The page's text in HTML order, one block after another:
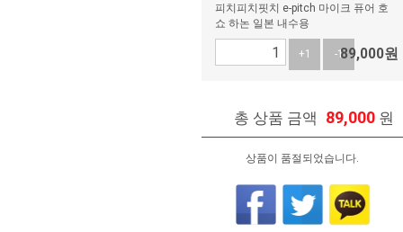
피치피치핏치 e-pitch 마이크 퓨어 호
쇼 하논 일본 내수용
+1 -189,000원
총 상품 금액 89,000 원
상품이 품절되었습니다.